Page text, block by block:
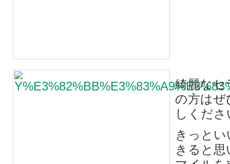
綺麗なセ
の方はぜ
しくださ
きっとい
きると